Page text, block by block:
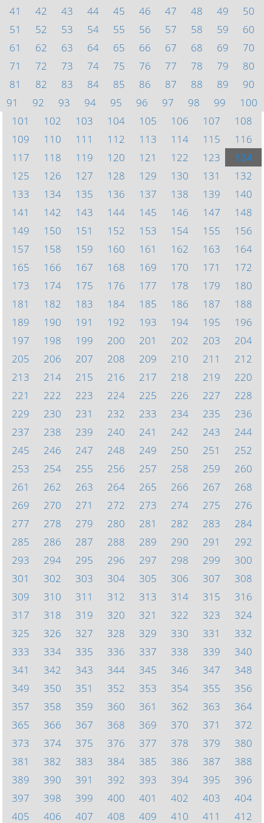
41
42 43 44 45 46 47 48 49
50
51
52 53 54 55 56 57 58 59
60
61
62 63 64 65 66 67 68 69
70
71
72 73 74 75 76 77 78 79
80
81
82 83 84 85 86 87 88 89
90
91
92 93 94 95 96 97 98 99
100
101
102 103 104 105 106 107
108
109
110 111 112 113 114 115
116
117
118 119 120 121 122 123
124
125
126 127 128 129 130 131
132
133
134 135 136 137 138 139
140
141
142 143 144 145 146 147
148
149
150 151 152 153 154 155
156
157
158 159 160 161 162 163
164
165
166 167 168 169 170 171
172
173
174 175 176 177 178 179
180
181
182 183 184 185 186 187
188
189
190 191 192 193 194 195
196
197
198 199 200 201 202 203
204
205
206 207 208 209 210 211
212
213
214 215 216 217 218 219
220
221
222 223 224 225 226 227
228
229
230 231 232 233 234 235
236
237
238 239 240 241 242 243
244
245
246 247 248 249 250 251
252
253
254 255 256 257 258 259
260
261
262 263 264 265 266 267
268
269
270 271 272 273 274 275
276
277
278 279 280 281 282 283
284
285
286 287 288 289 290 291
292
293
294 295 296 297 298 299
300
301
302 303 304 305 306 307
308
309
310 311 312 313 314 315
316
317
318 319 320 321 322 323
324
325
326 327 328 329 330 331
332
333
334 335 336 337 338 339
340
341
342 343 344 345 346 347
348
349
350 351 352 353 354 355
356
357
358 359 360 361 362 363
364
365
366 367 368 369 370 371
372
373
374 375 376 377 378 379
380
381
382 383 384 385 386 387
388
389
390 391 392 393 394 395
396
397
398 399 400 401 402 403
404
405
406 407 408 409 410 411 412